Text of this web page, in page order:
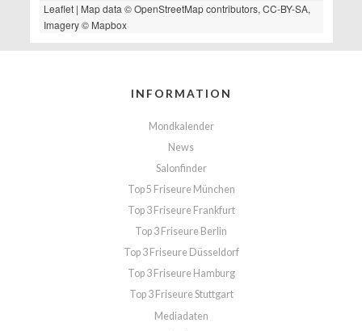
Leaflet| Map data ©OpenStreetMapcontributors, CC-BY-SA,
Imagery © Mapbox
INFORMATION
Mondkalender
News
Salonfinder
Top 5 Friseure München
Top 3 Friseure Frankfurt
Top 3 Friseure Berlin
Top 3 Friseure Düsseldorf
Top 3 Friseure Hamburg
Top 3 Friseure Stuttgart
Mediadaten